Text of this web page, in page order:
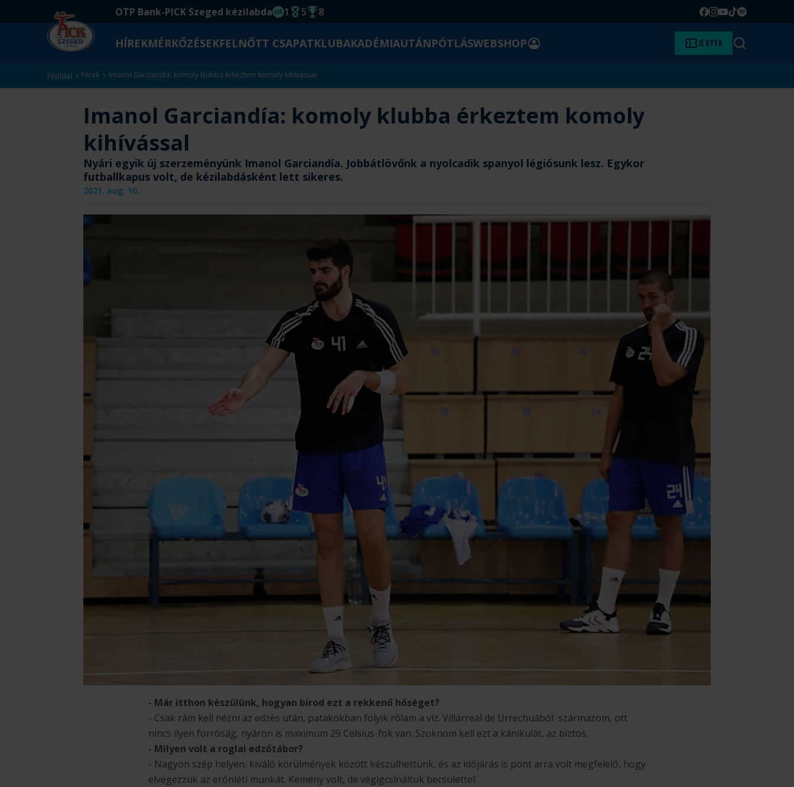
OTP Bank-PICK Szeged kézilabda
EHF kupagyőzelem 2014
1
Magyar Bajnoki cím
5
Magyar-Kupa győzelem
8 Facebook
Instagram
YouTube
TikTok
Spotify
HÍREKMÉRKŐZÉSEKFELNŐTT CSAPATKLUBAKADÉMIAUTÁNPÓTLÁSWEBSHOPBELÉPÉS Jegyek Keresés
Főoldal Hírek Imanol Garciandía: komoly klubba érkeztem komoly kihívással
Imanol Garciandía: komoly klubba érkeztem komoly
kihívással
Nyári egyik új szerzeményünk Imanol Garciandía. Jobbátlövőnk a nyolcadik spanyol légiósunk lesz. Egykor
futballkapus volt, de kézilabdásként lett sikeres.
2021. aug. 10.
- Már itthon készülünk, hogyan bírod ezt a rekkenő hőséget?
- Csak rám kell nézni az edzés után, patakokban folyik rólam a víz. Villarreal de Urrechuából származom, ott
nincs ilyen forróság, nyáron is maximum 29 Celsius-fok van. Szoknom kell ezt a kánikulát, az biztos.
- Milyen volt a roglai edzőtábor?
- Nagyon szép helyen, kiváló körülmények között készülhettünk, és az időjárás is pont arra volt megfelelő, hogy
elvégezzük az erőnléti munkát. Kemény volt, de végigcsináltuk becsülettel.